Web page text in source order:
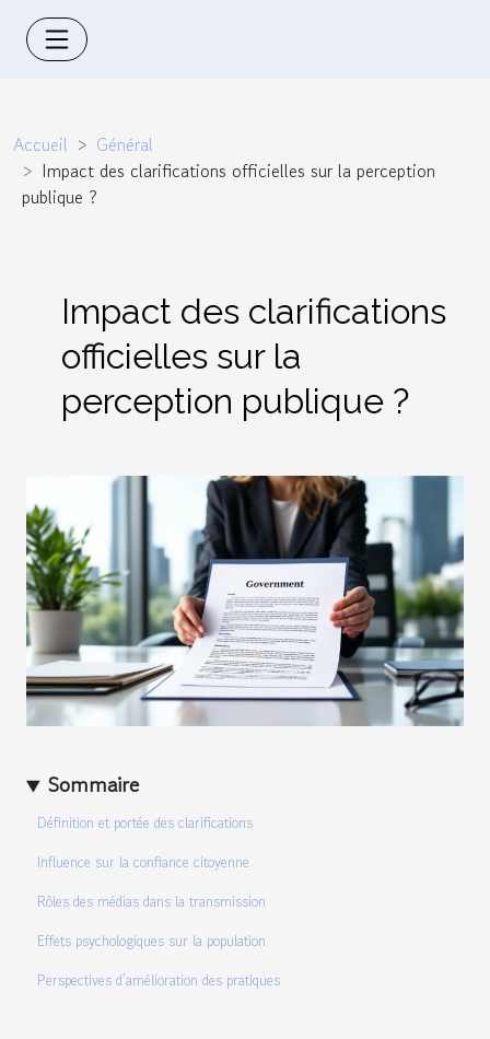
Accueil
Général
Impact des clarifications officielles sur la perception
publique ?
Impact des clarifications
officielles sur la
perception publique ?
Sommaire
Définition et portée des clarifications
Influence sur la confiance citoyenne
Rôles des médias dans la transmission
Effets psychologiques sur la population
Perspectives d’amélioration des pratiques